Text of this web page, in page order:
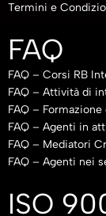
Termini e
FAQ
FAQ – Corsi RB
FAQ – Attività di
FAQ –
FAQ – Agenti in
FAQ – Mediatori
FAQ – Agenti nei
ISO